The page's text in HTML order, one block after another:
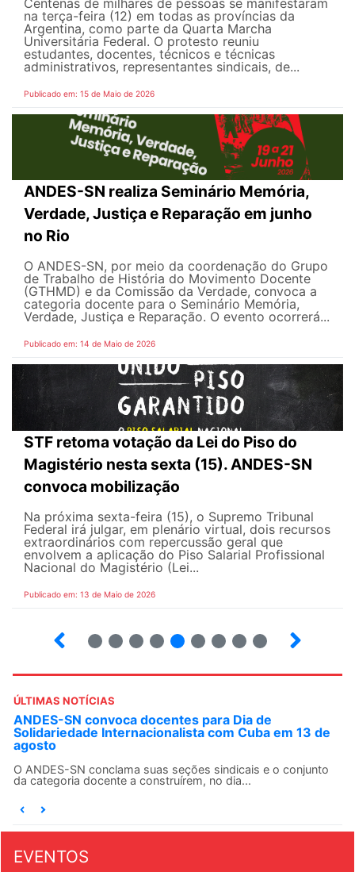
na terça-feira (12) em todas as províncias da
Argentina, como parte da Quarta Marcha
Universitária Federal. O protesto reuniu
estudantes, docentes, técnicos e técnicas
administrativos, representantes sindicais, de...
Publicado em: 15 de Maio de 2026
ANDES-SN realiza Seminário Memória,
Verdade, Justiça e Reparação em junho
no Rio
O ANDES-SN, por meio da coordenação do Grupo
de Trabalho de História do Movimento Docente
(GTHMD) e da Comissão da Verdade, convoca a
categoria docente para o Seminário Memória,
Verdade, Justiça e Reparação. O evento ocorrerá...
Publicado em: 14 de Maio de 2026
STF retoma votação da Lei do Piso do
Magistério nesta sexta (15). ANDES-SN
convoca mobilização
Na próxima sexta-feira (15), o Supremo Tribunal
Federal irá julgar, em plenário virtual, dois recursos
extraordinários com repercussão geral que
envolvem a aplicação do Piso Salarial Profissional
Nacional do Magistério (Lei...
Publicado em: 13 de Maio de 2026
ÚLTIMAS NOTÍCIAS
ANDES-SN convoca docentes para Dia de
Solidariedade Internacionalista com Cuba em 13 de
agosto
O ANDES-SN conclama suas seções sindicais e o conjunto
da categoria docente a construírem, no dia...
EVENTOS